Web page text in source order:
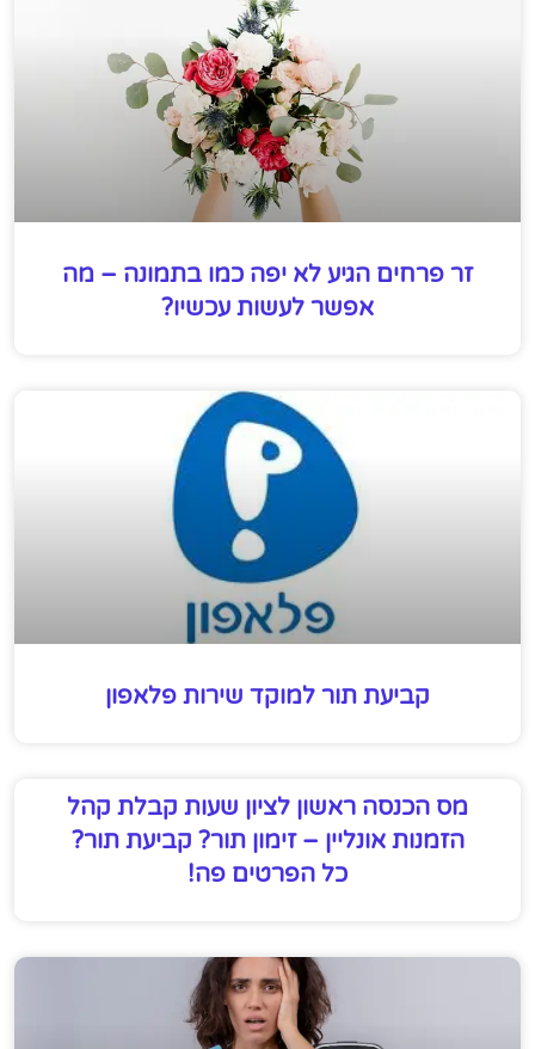
זר פרחים הגיע לא יפה כמו בתמונה – מה
אפשר לעשות עכשיו?
קביעת תור למוקד שירות פלאפון
מס הכנסה ראשון לציון שעות קבלת קהל
הזמנות אונליין – זימון תור? קביעת תור?
כל הפרטים פה!